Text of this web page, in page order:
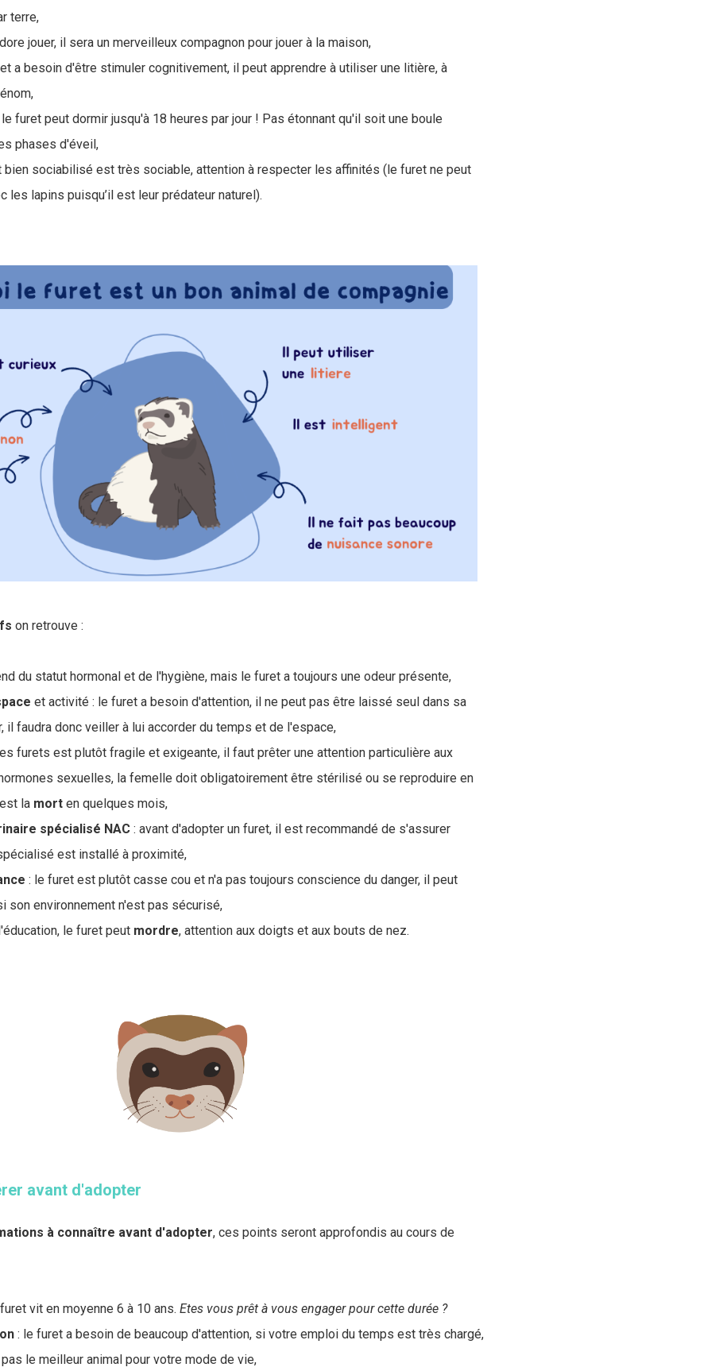
terre,
jouer, il sera un merveilleux compagnon pour jouer à la maison,
a besoin d'être stimuler cognitivement, il peut apprendre à utiliser une litière, à
le furet peut dormir jusqu'à 18 heures par jour ! Pas étonnant qu'il soit une boule
phases d'éveil,
bien sociabilisé est très sociable, attention à respecter les affinités (le furet ne peut
les lapins puisqu’il est leur prédateur naturel).
on retrouve :
du statut hormonal et de l'hygiène, mais le furet a toujours une odeur présente,
et activité : le furet a besoin d'attention, il ne peut pas être laissé seul dans sa
il faudra donc veiller à lui accorder du temps et de l'espace,
furets est plutôt fragile et exigeante, il faut prêter une attention particulière aux
sexuelles, la femelle doit obligatoirement être stérilisé ou se reproduire en
la mort en quelques mois,
spécialisé NAC : avant d'adopter un furet, il est recommandé de s'assurer
est installé à proximité,
: le furet est plutôt casse cou et n'a pas toujours conscience du danger, il peut
son environnement n'est pas sécurisé,
le furet peut mordre, attention aux doigts et aux bouts de nez.
avant d'adopter
à connaître avant d'adopter, ces points seront approfondis au cours de
vit en moyenne 6 à 10 ans. Etes vous prêt à vous engager pour cette durée ?
: le furet a besoin de beaucoup d'attention, si votre emploi du temps est très chargé,
le meilleur animal pour votre mode de vie,